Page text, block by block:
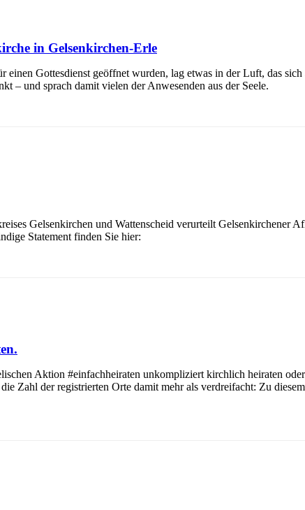
in Gelsenkirchen-Erle
Gottesdienst geöffnet wurden, lag etwas in der Luft, das sich
– und sprach damit vielen der Anwesenden aus der Seele.
Gelsenkirchen und Wattenscheid verurteilt Gelsenkirchener
Statement finden Sie hier:
Aktion #einfachheiraten unkompliziert kirchlich heiraten
Zahl der registrierten Orte damit mehr als verdreifacht: Zu